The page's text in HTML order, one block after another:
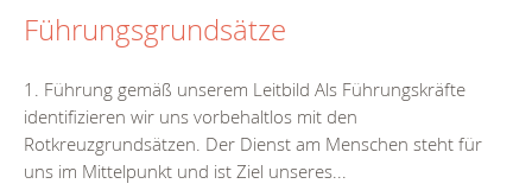
Führungsgrundsätze
1. Führung gemäß unserem Leitbild Als Führungskräfte
identifizieren wir uns vorbehaltlos mit den
Rotkreuzgrundsätzen. Der Dienst am Menschen steht für
uns im Mittelpunkt und ist Ziel unseres...